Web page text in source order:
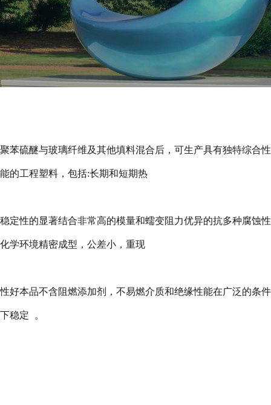
聚苯硫醚与玻璃纤维及其他填料混合后，可生产具有独特综合性
能的工程塑料，包括:长期和短期热
稳定性的显著结合非常高的模量和蠕变阻力优异的抗多种腐蚀性
化学环境精密成型，公差小，重现
性好本品不含阻燃添加剂，不易燃介质和绝缘性能在广泛的条件
下稳定 。